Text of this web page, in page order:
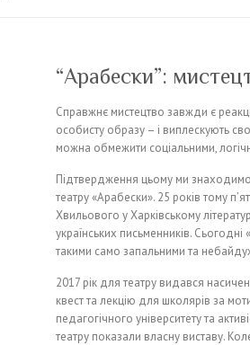
“Арабески”:
Справжнє мистецтво завжди є
особисту образу – і виплескують
можна обмежити соціальними,
Підтвердження цьому ми знаходимо
театру «Арабески». 25 років тому
Хвильового у Харківському
українських письменників.
такими само запальними та
2017 рік для театру видався
квест та лекцію для школярів за
педагогічного університету та
театру показали власну виставу.